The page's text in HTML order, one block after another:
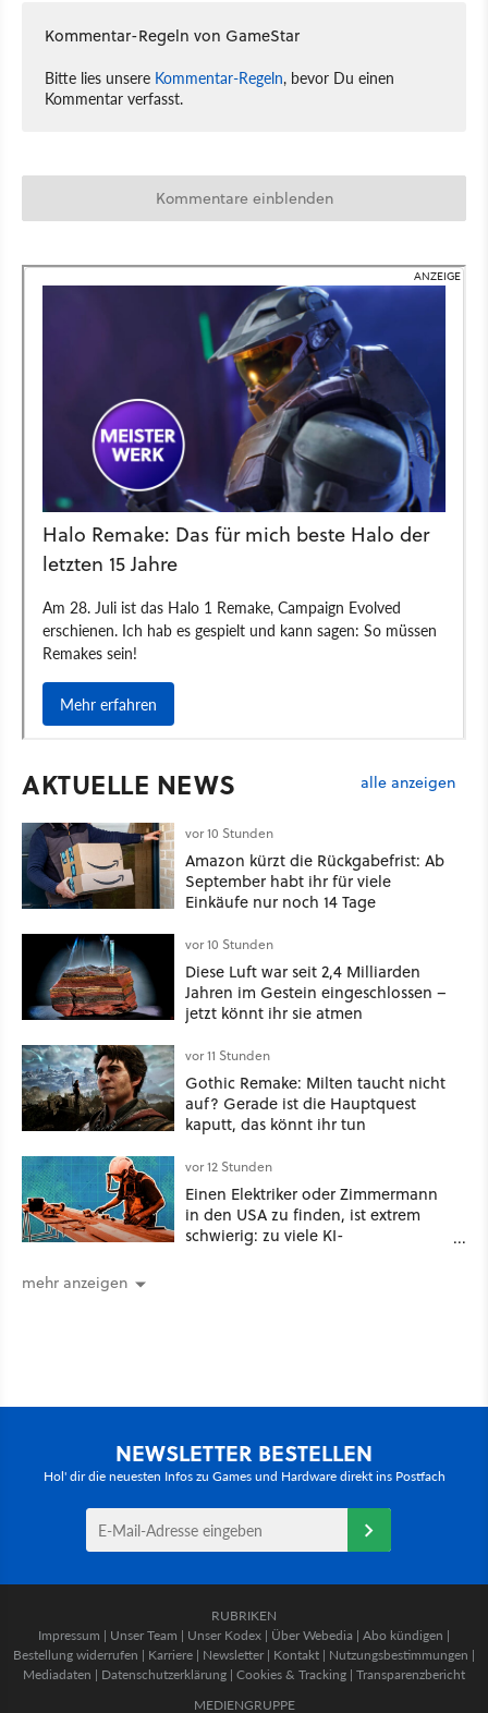
Kommentar-Regeln von GameStar
Bitte lies unsere Kommentar-Regeln, bevor Du einen
Kommentar verfasst.
Kommentare einblenden
AKTUELLE NEWS alle anzeigen
vor 10 Stunden
Amazon kürzt die Rückgabefrist: Ab
September habt ihr für viele
Einkäufe nur noch 14 Tage
vor 10 Stunden
Diese Luft war seit 2,4 Milliarden
Jahren im Gestein eingeschlossen –
jetzt könnt ihr sie atmen
vor 11 Stunden
Gothic Remake: Milten taucht nicht
auf? Gerade ist die Hauptquest
kaputt, das könnt ihr tun
vor 12 Stunden
Einen Elektriker oder Zimmermann
in den USA zu finden, ist extrem
schwierig: zu viele KI-
mehr anzeigen
NEWSLETTER BESTELLEN
Hol' dir die neuesten Infos zu Games und Hardware direkt ins Postfach
RUBRIKEN
Impressum | Unser Team | Unser Kodex | Über Webedia | Abo kündigen |
Bestellung widerrufen | Karriere | Newsletter | Kontakt | Nutzungsbestimmungen |
Mediadaten | Datenschutzerklärung | Cookies & Tracking | Transparenzbericht
MEDIENGRUPPE